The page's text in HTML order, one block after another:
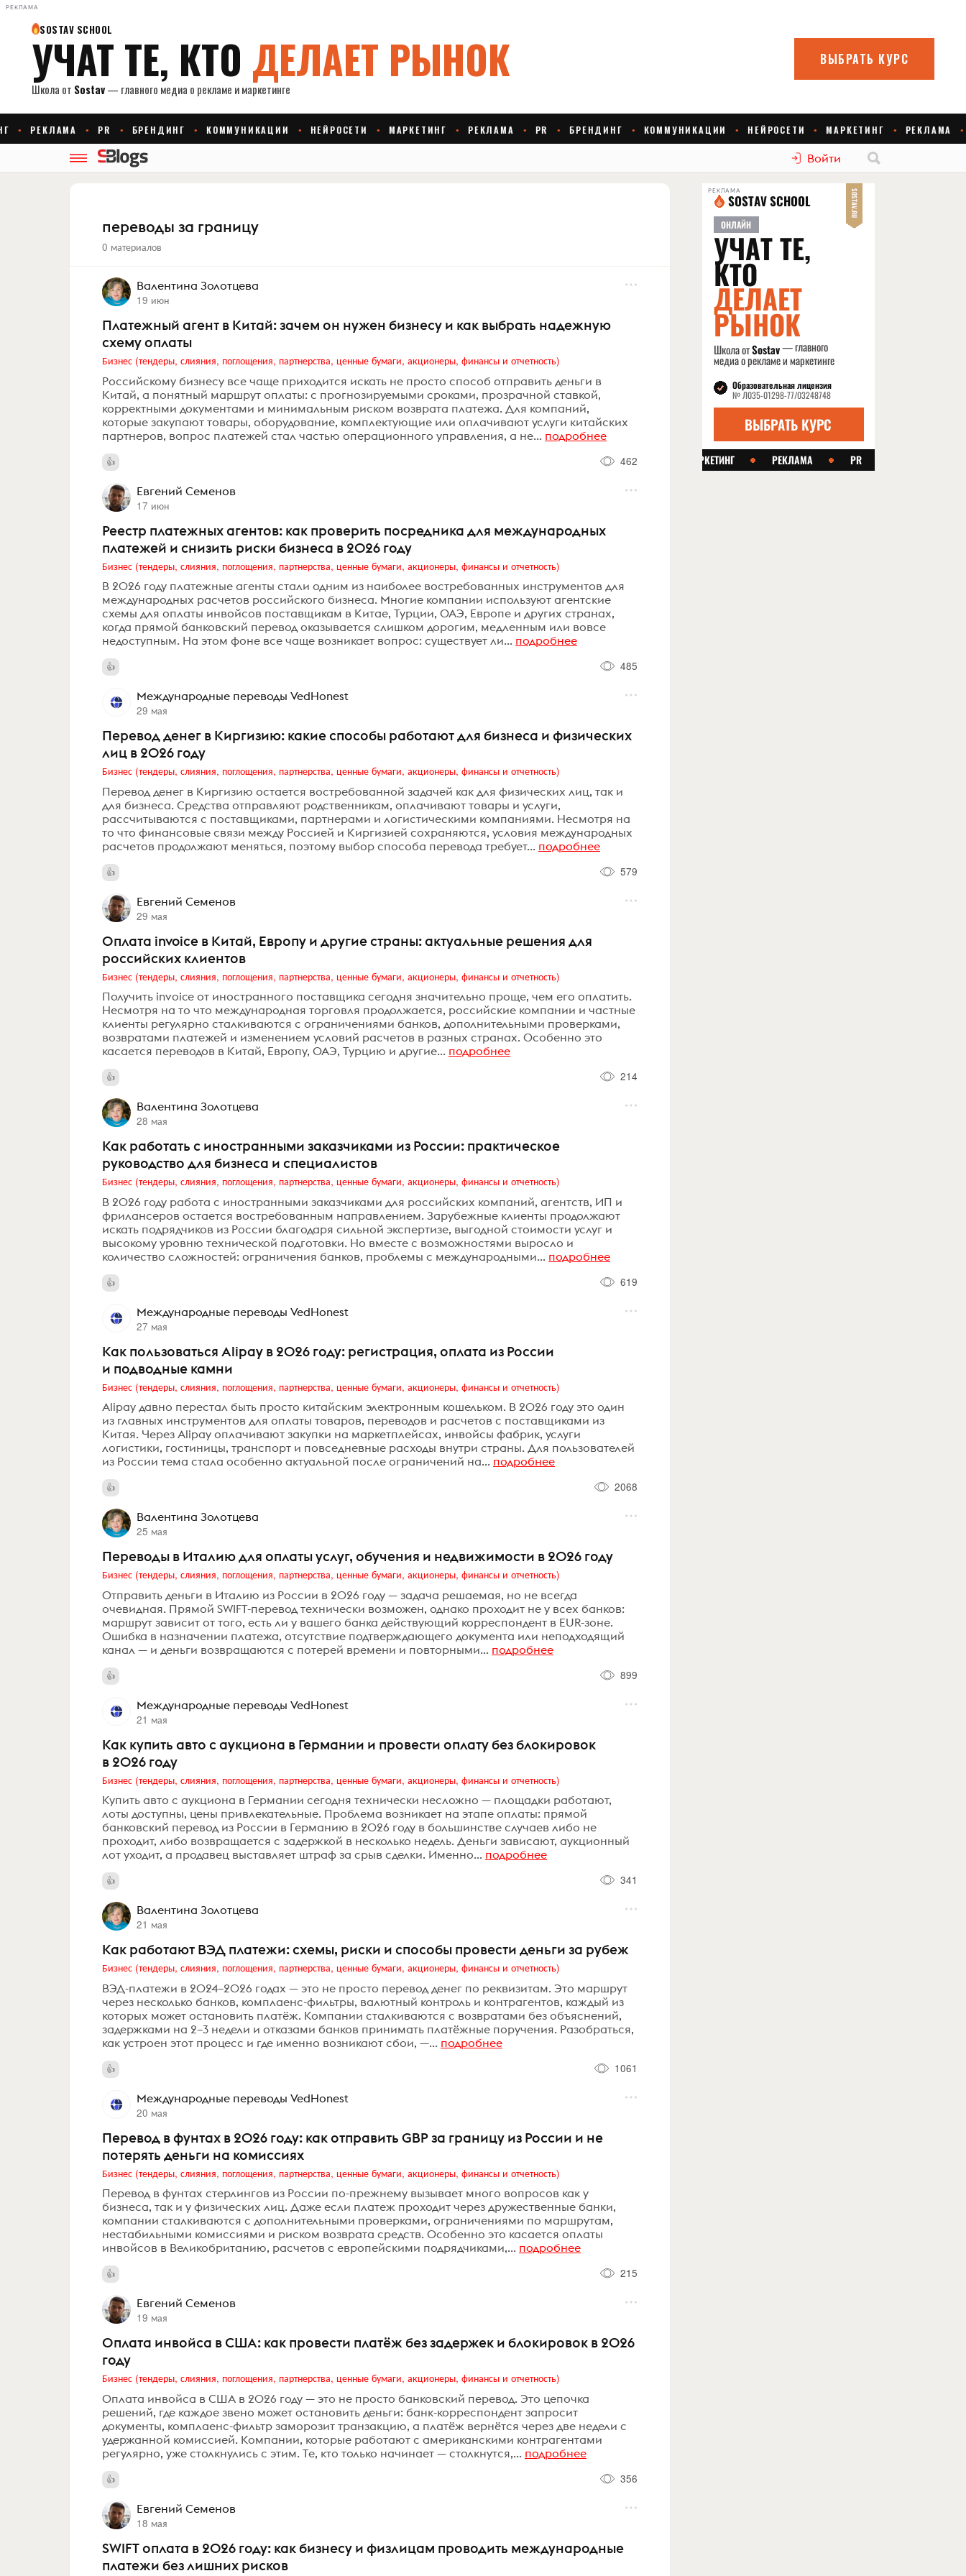
РЕКЛАМА
Войти
переводы за границу
0 материалов
Валентина Золотцева
19 июн
Платежный агент в Китай: зачем он нужен бизнесу и как выбрать надежную
схему оплаты
Бизнес (тендеры, слияния, поглощения, партнерства, ценные бумаги, акционеры, финансы и отчетность)
Российскому бизнесу все чаще приходится искать не просто способ отправить деньги в
Китай, а понятный маршрут оплаты: с прогнозируемыми сроками, прозрачной ставкой,
корректными документами и минимальным риском возврата платежа. Для компаний,
которые закупают товары, оборудование, комплектующие или оплачивают услуги китайских
партнеров, вопрос платежей стал частью операционного управления, а не... подробнее
462
Евгений Семенов
17 июн
Реестр платежных агентов: как проверить посредника для международных
платежей и снизить риски бизнеса в 2026 году
Бизнес (тендеры, слияния, поглощения, партнерства, ценные бумаги, акционеры, финансы и отчетность)
В 2026 году платежные агенты стали одним из наиболее востребованных инструментов для
международных расчетов российского бизнеса. Многие компании используют агентские
схемы для оплаты инвойсов поставщикам в Китае, Турции, ОАЭ, Европе и других странах,
когда прямой банковский перевод оказывается слишком дорогим, медленным или вовсе
недоступным. На этом фоне все чаще возникает вопрос: существует ли... подробнее
485
Международные переводы VedHonest
29 мая
Перевод денег в Киргизию: какие способы работают для бизнеса и физических
лиц в 2026 году
Бизнес (тендеры, слияния, поглощения, партнерства, ценные бумаги, акционеры, финансы и отчетность)
Перевод денег в Киргизию остается востребованной задачей как для физических лиц, так и
для бизнеса. Средства отправляют родственникам, оплачивают товары и услуги,
рассчитываются с поставщиками, партнерами и логистическими компаниями. Несмотря на
то что финансовые связи между Россией и Киргизией сохраняются, условия международных
расчетов продолжают меняться, поэтому выбор способа перевода требует... подробнее
579
Евгений Семенов
29 мая
Оплата invoice в Китай, Европу и другие страны: актуальные решения для
российских клиентов
Бизнес (тендеры, слияния, поглощения, партнерства, ценные бумаги, акционеры, финансы и отчетность)
Получить invoice от иностранного поставщика сегодня значительно проще, чем его оплатить.
Несмотря на то что международная торговля продолжается, российские компании и частные
клиенты регулярно сталкиваются с ограничениями банков, дополнительными проверками,
возвратами платежей и изменением условий расчетов в разных странах. Особенно это
касается переводов в Китай, Европу, ОАЭ, Турцию и другие... подробнее
214
Валентина Золотцева
28 мая
Как работать с иностранными заказчиками из России: практическое
руководство для бизнеса и специалистов
Бизнес (тендеры, слияния, поглощения, партнерства, ценные бумаги, акционеры, финансы и отчетность)
В 2026 году работа с иностранными заказчиками для российских компаний, агентств, ИП и
фрилансеров остается востребованным направлением. Зарубежные клиенты продолжают
искать подрядчиков из России благодаря сильной экспертизе, выгодной стоимости услуг и
высокому уровню технической подготовки. Но вместе с возможностями выросло и
количество сложностей: ограничения банков, проблемы с международными... подробнее
619
Международные переводы VedHonest
27 мая
Как пользоваться Alipay в 2026 году: регистрация, оплата из России
и подводные камни
Бизнес (тендеры, слияния, поглощения, партнерства, ценные бумаги, акционеры, финансы и отчетность)
Alipay давно перестал быть просто китайским электронным кошельком. В 2026 году это один
из главных инструментов для оплаты товаров, переводов и расчетов с поставщиками из
Китая. Через Alipay оплачивают закупки на маркетплейсах, инвойсы фабрик, услуги
логистики, гостиницы, транспорт и повседневные расходы внутри страны. Для пользователей
из России тема стала особенно актуальной после ограничений на... подробнее
2068
Валентина Золотцева
25 мая
Переводы в Италию для оплаты услуг, обучения и недвижимости в 2026 году
Бизнес (тендеры, слияния, поглощения, партнерства, ценные бумаги, акционеры, финансы и отчетность)
Отправить деньги в Италию из России в 2026 году — задача решаемая, но не всегда
очевидная. Прямой SWIFT-перевод технически возможен, однако проходит не у всех банков:
маршрут зависит от того, есть ли у вашего банка действующий корреспондент в EUR-зоне.
Ошибка в назначении платежа, отсутствие подтверждающего документа или неподходящий
канал — и деньги возвращаются с потерей времени и повторными... подробнее
899
Международные переводы VedHonest
21 мая
Как купить авто с аукциона в Германии и провести оплату без блокировок
в 2026 году
Бизнес (тендеры, слияния, поглощения, партнерства, ценные бумаги, акционеры, финансы и отчетность)
Купить авто с аукциона в Германии сегодня технически несложно — площадки работают,
лоты доступны, цены привлекательные. Проблема возникает на этапе оплаты: прямой
банковский перевод из России в Германию в 2026 году в большинстве случаев либо не
проходит, либо возвращается с задержкой в несколько недель. Деньги зависают, аукционный
лот уходит, а продавец выставляет штраф за срыв сделки. Именно... подробнее
341
Валентина Золотцева
21 мая
Как работают ВЭД платежи: схемы, риски и способы провести деньги за рубеж
Бизнес (тендеры, слияния, поглощения, партнерства, ценные бумаги, акционеры, финансы и отчетность)
ВЭД-платежи в 2024–2026 годах — это не просто перевод денег по реквизитам. Это маршрут
через несколько банков, комплаенс-фильтры, валютный контроль и контрагентов, каждый из
которых может остановить платёж. Компании сталкиваются с возвратами без объяснений,
задержками на 2–3 недели и отказами банков принимать платёжные поручения. Разобраться,
как устроен этот процесс и где именно возникают сбои, —... подробнее
1061
Международные переводы VedHonest
20 мая
Перевод в фунтах в 2026 году: как отправить GBP за границу из России и не
потерять деньги на комиссиях
Бизнес (тендеры, слияния, поглощения, партнерства, ценные бумаги, акционеры, финансы и отчетность)
Перевод в фунтах стерлингов из России по-прежнему вызывает много вопросов как у
бизнеса, так и у физических лиц. Даже если платеж проходит через дружественные банки,
компании сталкиваются с дополнительными проверками, ограничениями по маршрутам,
нестабильными комиссиями и риском возврата средств. Особенно это касается оплаты
инвойсов в Великобританию, расчетов с европейскими подрядчиками,... подробнее
215
Евгений Семенов
19 мая
Оплата инвойса в США: как провести платёж без задержек и блокировок в 2026
году
Бизнес (тендеры, слияния, поглощения, партнерства, ценные бумаги, акционеры, финансы и отчетность)
Оплата инвойса в США в 2026 году — это не просто банковский перевод. Это цепочка
решений, где каждое звено может остановить деньги: банк-корреспондент запросит
документы, комплаенс-фильтр заморозит транзакцию, а платёж вернётся через две недели с
удержанной комиссией. Компании, которые работают с американскими контрагентами
регулярно, уже столкнулись с этим. Те, кто только начинает — столкнутся,... подробнее
356
Евгений Семенов
18 мая
SWIFT оплата в 2026 году: как бизнесу и физлицам проводить международные
платежи без лишних рисков
РЕКЛАМА